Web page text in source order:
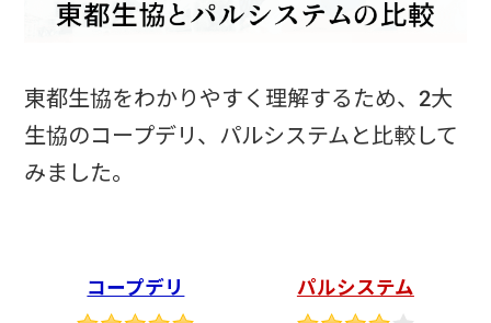
東都生協をわかりやすく理解するため、2大
生協のコープデリ、パルシステムと比較して
みました。
コープデリ パルシステム